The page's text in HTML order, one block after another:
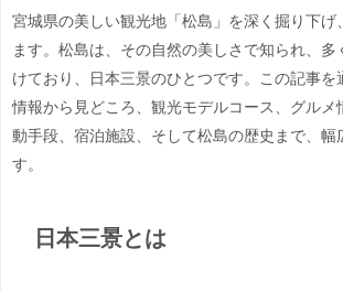
宮城県の美しい観光地「松島」を深く掘り下げ
ます。松島は、その自然の美しさで知られ、多
けており、日本三景のひとつです。この記事を
情報から見どころ、観光モデルコース、グルメ
動手段、宿泊施設、そして松島の歴史まで、幅
す。
日本三景とは